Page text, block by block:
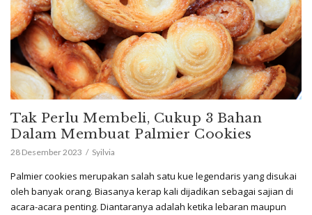
Tak Perlu Membeli, Cukup 3 Bahan
Dalam Membuat Palmier Cookies
28 Desember 2023 Syilvia
Palmier cookies merupakan salah satu kue legendaris yang disukai
oleh banyak orang. Biasanya kerap kali dijadikan sebagai sajian di
acara-acara penting. Diantaranya adalah ketika lebaran maupun